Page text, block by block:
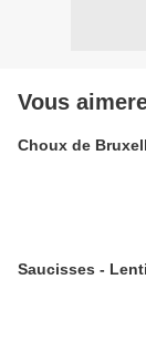
Vous
Choux de
Saucisses -